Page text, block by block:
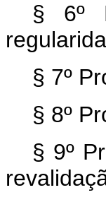
§ 6º
§ 7º
§ 8º
§ 9º